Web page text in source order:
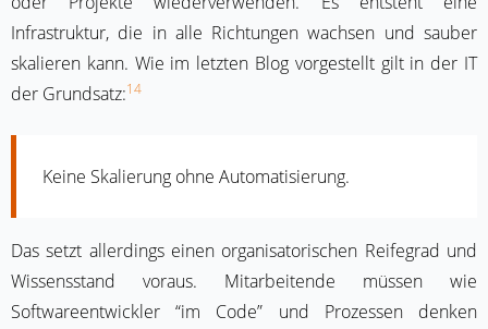
Infrastruktur, die in alle Richtungen wachsen und sauber
skalieren kann. Wie im letzten Blog vorgestellt gilt in der IT
der Grundsatz:14
Keine Skalierung ohne Automatisierung.
Das setzt allerdings einen organisatorischen Reifegrad und
Wissensstand voraus. Mitarbeitende müssen wie
Softwareentwickler “im Code” und Prozessen denken